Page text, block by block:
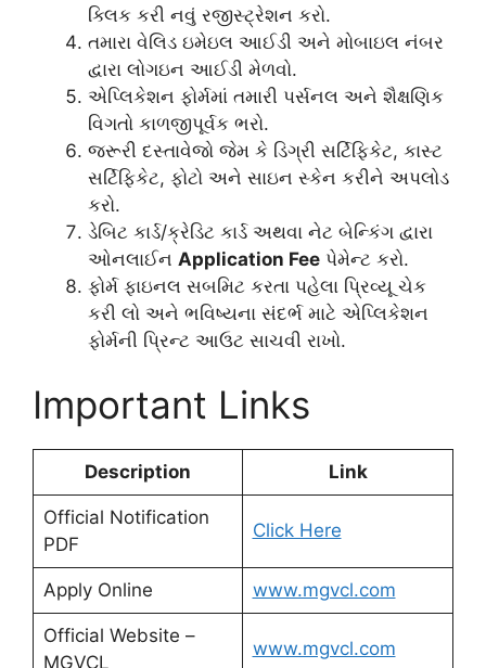
ક્લિક કરી નવું રજીસ્ટ્રેશન કરો.
તમારા વેલિડ ઇમેઇલ આઈડી અને મોબાઇલ નંબર
દ્વારા લોગઇન આઈડી મેળવો.
એપ્લિકેશન ફોર્મમાં તમારી પર્સનલ અને શૈક્ષણિક
વિગતો કાળજીપૂર્વક ભરો.
જરૂરી દસ્તાવેજો જેમ કે ડિગ્રી સર્ટિફિકેટ, કાસ્ટ
સર્ટિફિકેટ, ફોટો અને સાઇન સ્કેન કરીને અપલોડ
કરો.
ડેબિટ કાર્ડ/ક્રેડિટ કાર્ડ અથવા નેટ બેન્કિંગ દ્વારા
ઓનલાઈન Application Fee પેમેન્ટ કરો.
ફોર્મ ફાઇનલ સબમિટ કરતા પહેલા પ્રિવ્યૂ ચેક
કરી લો અને ભવિષ્યના સંદર્ભ માટે એપ્લિકેશન
ફોર્મની પ્રિન્ટ આઉટ સાચવી રાખો.
Important Links
Description Link
Official Notification
PDF
Click Here
Apply Online www.mgvcl.com
Official Website –
MGVCL
www.mgvcl.com